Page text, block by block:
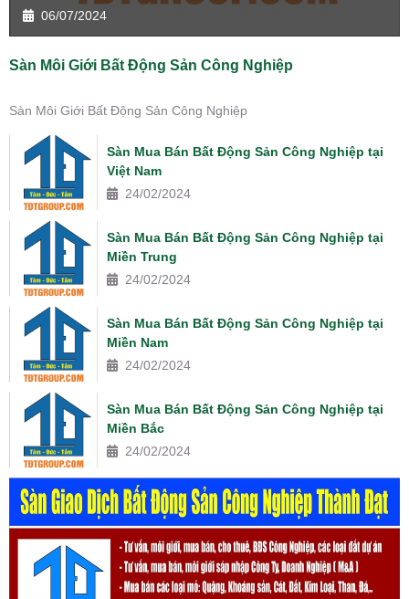
06/07/2024
Sàn Môi Giới Bất Động Sản Công Nghiệp
Sàn Môi Giới Bất Động Sản Công Nghiệp
Sàn Mua Bán Bất Động Sản Công Nghiệp tại
Việt Nam
24/02/2024
Sàn Mua Bán Bất Động Sản Công Nghiệp tại
Miền Trung
24/02/2024
Sàn Mua Bán Bất Động Sản Công Nghiệp tại
Miền Nam
24/02/2024
Sàn Mua Bán Bất Động Sản Công Nghiệp tại
Miền Bắc
24/02/2024